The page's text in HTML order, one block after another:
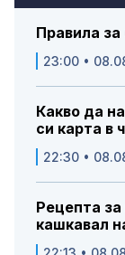
Правила
23:00 •
Какво да
си карта в
22:30 •
Рецепта
кашкавал